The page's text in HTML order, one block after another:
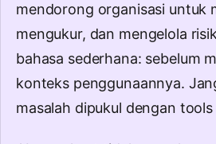
mendorong organisasi untuk
mengukur, dan mengelola
bahasa sederhana: sebelum
konteks penggunaannya.
masalah dipukul dengan